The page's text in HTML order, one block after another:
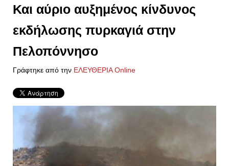
Και αύριο αυξημένος κίνδυνος
εκδήλωσης πυρκαγιά στην
Πελοπόννησο
Γράφτηκε από την ΕΛΕΥΘΕΡΙΑ Online